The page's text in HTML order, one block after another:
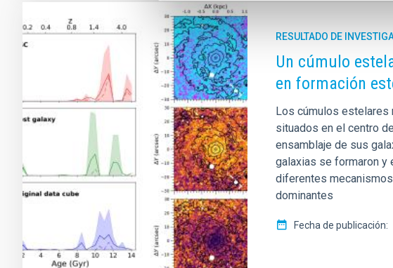
RESULTADO DE
Un cúmulo
en formación
Los cúmulos estelares
situados en el centro
ensamblaje de sus
galaxias se formaron y
diferentes
dominantes
Fecha de publicación